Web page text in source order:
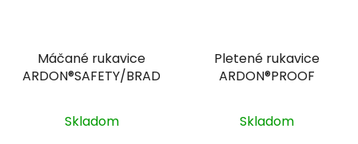
Máčané rukavice
ARDON®SAFETY/BRAD
Skladom
Pletené rukavice
ARDON®PROOF
Skladom